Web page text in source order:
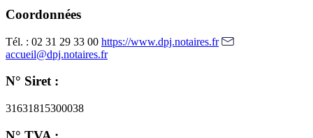
Coordonnées
Tél. : 02 31 29 33 00 https://www.dpj.notaires.fr
accueil@dpj.notaires.fr
N° Siret :
31631815300038